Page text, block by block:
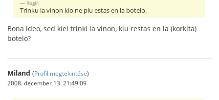
Rogir:
Trinku la vinon kio ne plu estas en la botelo.
Bona ideo, sed kiel trinki la vinon, kiu restas en la (korkita)
botelo?
Miland (Profil megtekintése)
2008. december 13. 21:49:09